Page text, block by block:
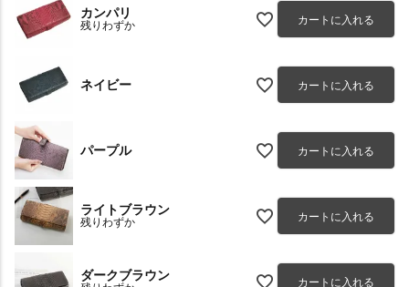
カンパリ
残りわずか カートに入れる
ネイビー カートに入れる
パープル カートに入れる
ライトブラウン
残りわずか カートに入れる
ダークブラウン
カートに入れる